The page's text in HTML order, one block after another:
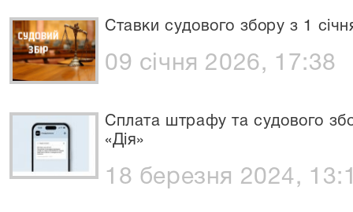
Ставки судового збору з 1
09 січня 2026, 17:38
Сплата штрафу та судового
«Дія»
18 березня 2024,